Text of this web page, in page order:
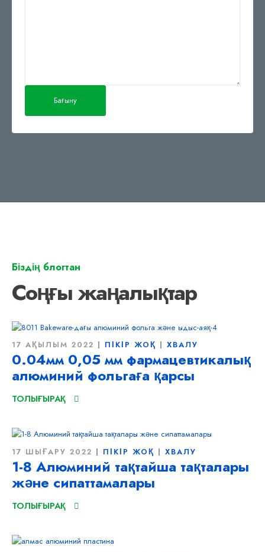
Біздің блогтан
Соңғы жаңалықтар
17 АҚЫЛЫМ 2022 ПІКІР ЖОҚ ХВАЛУ
0.04мм 0,05 мм фармацевтикалық
алюминий фольгаға қарсы
ТОЛЫҒЫРАҚ
17 ШЫҒАРУ 2022 ПІКІР ЖОҚ ХВАЛУ
1-8 Алюминий тақтайша тақталары
және сипаттамалары
ТОЛЫҒЫРАҚ